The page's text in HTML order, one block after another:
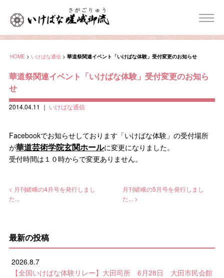
HOME > いけばな通信 > 華道祭関連イベント「いけばな体験」受付変更のお知らせ
華道祭関連イベント「いけばな体験」受付変更のお知ら
せ
2014.04.11 ｜ いけばな通信
Facebookでお知らせしております「いけばな体験」の受付場所
が華道芸術学院玄関ホールに変更になりました。
受付時間は１０時からで変更ありません。
< 月刊嵯峨の4月号を発行しまし
た...
月刊嵯峨の5月号を発行しまし
た... >
最新の投稿
2026.8.7
【全国いけばな体験リレー】大田司所 6月28日 大田市民会館